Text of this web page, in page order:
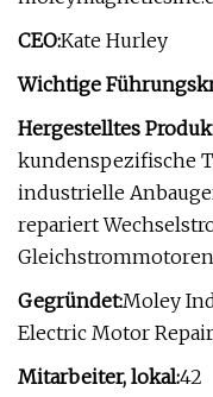
CEO:Kate Hurley
Wichtige
Hergestelltes
kundenspezifische
industrielle
repariert
Gleichstrommotoren
Gegründet:Moley
Electric Motor
Mitarbeiter, lokal:42